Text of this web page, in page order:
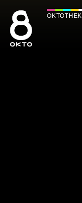
Inhalt
springen
OKTOTHEK